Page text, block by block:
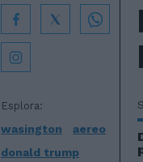
Esplora:
wasington
aereo
donald trump